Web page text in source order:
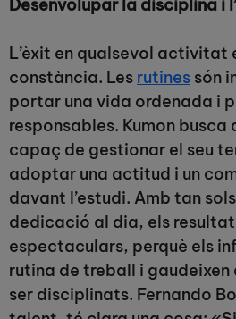
Desenvolupar la disciplina i
L’èxit en qualsevol activitat
constància. Les rutines són
portar una vida ordenada i
responsables. Kumon busca
capaç de gestionar el seu
adoptar una actitud i un
davant l’estudi. Amb tan
dedicació al dia, els
espectaculars, perquè els
rutina de treball i
ser disciplinats. Fernando